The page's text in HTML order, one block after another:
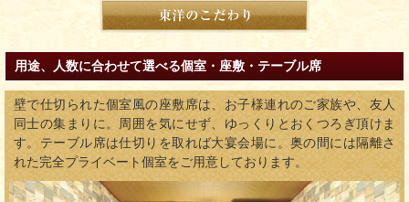
用途、人数に合わせて選べる個室・座敷・テーブル席
壁で仕切られた個室風の座敷席は、お子様連れのご家族や、友人
同士の集まりに。周囲を気にせず、ゆっくりとおくつろぎ頂けま
す。テーブル席は仕切りを取れば大宴会場に。奥の間には隔離さ
れた完全プライベート個室をご用意しております。